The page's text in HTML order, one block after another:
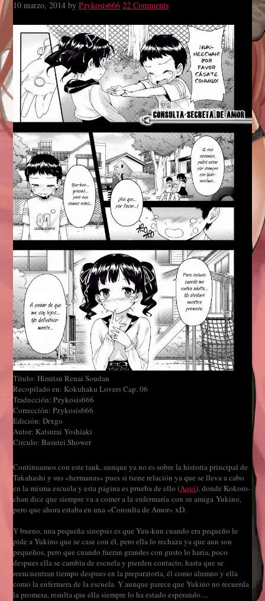
10 marzo, 2014 byPzykosis666 22 Comments
Título: Himitsu Renai Soudan
Recopilado en: Kokuhaku Lovers Cap. 06
Traducción: Pzykosis666
Corrección: Pzykosis666
Edición: Drxgo
Autor: Katsurai Yoshiaki
Circulo: Basutei Shower
Continuamos con este tank, aunque ya no es sobre la historia principal de
Takahashi y sus «hermanas» pues si tiene relación ya que se lleva a cabo
en la misma escuela y esta página es prueba de ello (Aquí), donde Kokoro-
chan dice que siempre va a comer a la enfermaría con su amiga Yukino,
pero que ahora estaba en una «Consulta de Amor» xD.
Y bueno, una pequeña sinopsis es que Yuu-kun cuando era pequeño le
pide a Yukino que se case con él, pero ella lo rechaza ya que aun son
pequeños, pero que cuando fueran grandes con gusto lo haría, poco
despues ella se cambia de escuela y pierden contacto, hasta que se
reencuentran tiempo despues en la preparatoria, él como alumno y ella
como la enfermera de la escuela. Y aunque parece que Yukino no recuerda
la promesa, resulta que ella siempre lo ha estado esperando…